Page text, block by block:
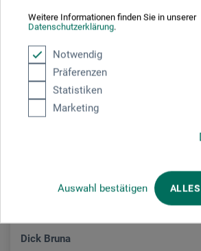
Weitere Informationen finden Sie in unserer
Datenschutzerklärung.
Notwendig
Präferenzen
Statistiken
Marketing
Auswahl bestätigen
Dick Bruna